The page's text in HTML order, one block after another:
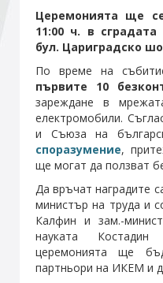
Церемонията ще
11:00 ч. в
бул. Цариградско
По време на
първите 10
зареждане в
електромобили.
и Съюза на
споразумение,
ще могат да ползват
Да връчат наградите
министър на труда и
Калфин и зам.-
науката
церемонията ще
партньори на ИКЕМ и